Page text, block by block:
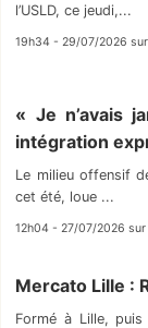
l’USLD, ce jeudi,...
19h34 - 29/07/2026
« Je n’avais
intégration
Le milieu offensif
cet été, loue ...
12h04 - 27/07/2026
Mercato Lille :
Formé à Lille,